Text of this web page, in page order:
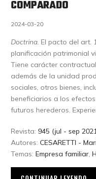
COMPARADO
2024-03-20
Doctrina. El pacto del art.
planificación patrimonial
Tiene carácter
además de la unidad
sociales, otros bienes,
beneficiarios a los
futuros herederos.
Revista: 945 (jul - sep
Autores:CESARETTI -
Temas:Empresa familiar,